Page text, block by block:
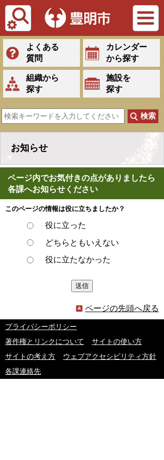
Tiếng Việt
よくある
質問
カレンダー
から探す
組織から
探す
施設を
探す
お知らせ
ページ内でお気付きの点がありましたら
各課へお知らせください
このページの情報は役に立ちましたか？
役に立った
どちらともいえない
役に立たなかった
ページの先頭へ戻る
プライバシーポリシー
著作権とリンクについて
サイトの使い方
サイトの考え方
ウェブアクセシビリティ方針
各課連絡先